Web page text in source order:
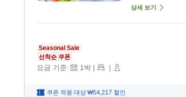
상세 보기
Seasonal Sale
선착순 쿠폰
요금 기준: 1박 | |
쿠폰 적용 대상 ₩54,217 할인